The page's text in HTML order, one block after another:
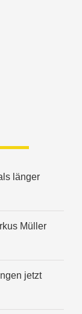
länger
Müller
jetzt